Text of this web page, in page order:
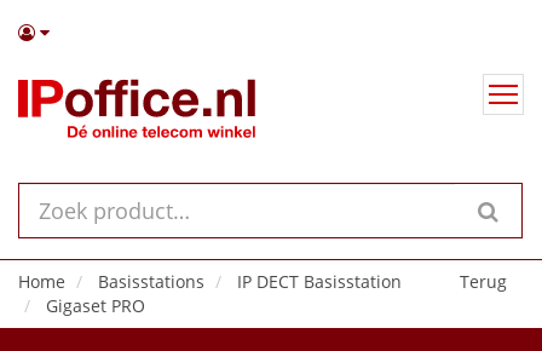
Terug
Home Basisstations
IP DECT Basisstation
Gigaset PRO